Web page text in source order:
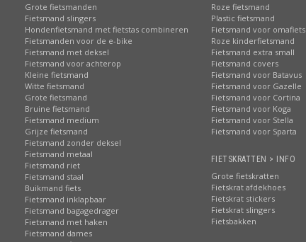
Grote fietsmanden
Fietsmand slingers
Hondenfietsmand met fietstas combineren
Fietsmanden voor de e-bike
Fietsmand met deksel
Fietsmand voor achterop
Kleine fietsmand
Witte fietsmand
Grote fietsmand
Bruine fietsmand
Fietsmand medium
Grijze fietsmand
Fietsmand zonder deksel
Fietsmand metaal
Fietsmand riet
Fietsmand staal
Buikmand fiets
Fietsmand inklapbaar
Fietsmand bagagedrager
Fietsmand met haken
Fietsmand dames
Roze fietsmand
Plastic fietsmand
Fietsmand voor omafiets
Roze kinderfietsmand
Fietsmand extra small
Fietsmand covers
Fietsmand voor Batavus
Fietsmand voor Gazelle
Fietsmand voor Cortina
Fietsmand voor Koga
Fietsmand voor Stella
Fietsmand voor Sparta
FIETSKRATTEN > INFO
Grote fietskratten
Fietskrat afdekhoes
Fietskrat stickers
Fietskrat slingers
Fietsbakken